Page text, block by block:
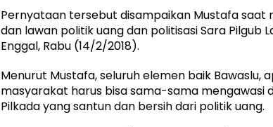
Pernyataan tersebut disampaikan Mustafa saat
dan lawan politik uang dan politisasi Sara Pilgub
Enggal, Rabu (14/2/2018).
Menurut Mustafa, seluruh elemen baik Bawaslu,
masyarakat harus bisa sama-sama mengawasi
Pilkada yang santun dan bersih dari politik uang.